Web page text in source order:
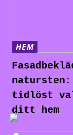
HEM
tidlöst
ditt hem